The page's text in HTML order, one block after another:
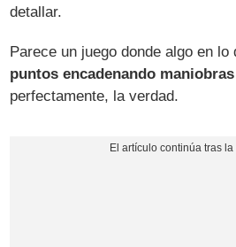
detallar.
Parece un juego donde algo en
puntos encadenando maniobras
perfectamente, la verdad.